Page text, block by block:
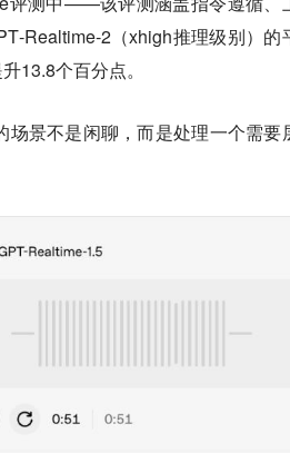
（xhigh推理级别）的
13.8个百分点。
场景不是闲聊，而是处理一个需要